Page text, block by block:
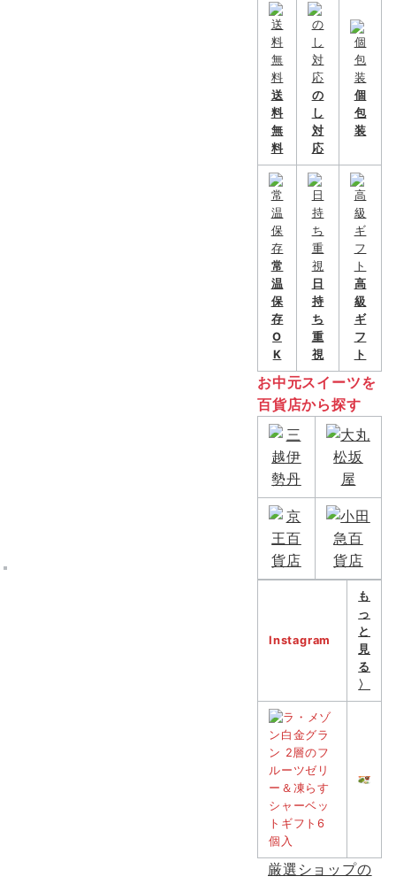
送
料
無
料
の
し
対
応
個
包
装
常
温
保
存
O
K
日
持
ち
重
視
高
級
ギ
フ
ト
お中元スイーツを
百貨店から探す
Instagram
も
っ
と
見
る
〉
厳選ショップの